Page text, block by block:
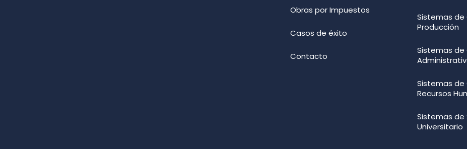
Obras por Impuestos
Casos de éxito
Contacto
Sistemas
Producción
Sistemas de
Sistemas de
Recursos
Sistemas de
Universitario